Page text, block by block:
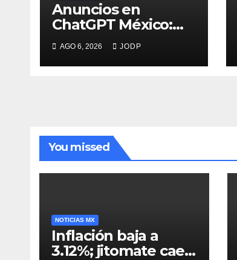
Anuncios en
ChatGPT México:
¿quién los verá y
qué pasará con las
conversaciones?
AGO 6, 2026 JODP
You missed
NOTICIAS MX
Inflación baja a
3.12%; jitomate cae